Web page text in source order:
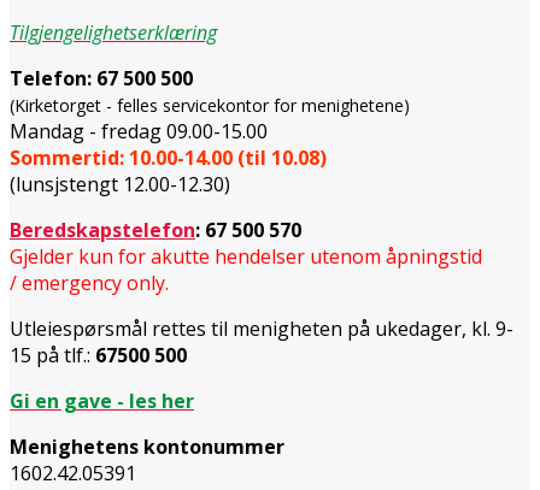
Tilgjengelighetserklæring
Telefon: 67 500 500
(Kirketorget - felles servicekontor for menighetene)
Mandag - fredag 09.00-15.00
Sommertid: 10.00-14.00 (til 10.08)
(lunsjstengt 12.00-12.30)
Beredskapstelefon: 67 500 570
Gjelder kun for akutte hendelser utenom åpningstid
/ emergency only.
Utleiespørsmål rettes til menigheten på ukedager, kl. 9-
15 på tlf.: 67500 500
Gi en gave - les her
Menighetens kontonummer
1602.42.05391